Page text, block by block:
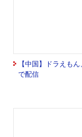
【中国】ドラえもん
で配信